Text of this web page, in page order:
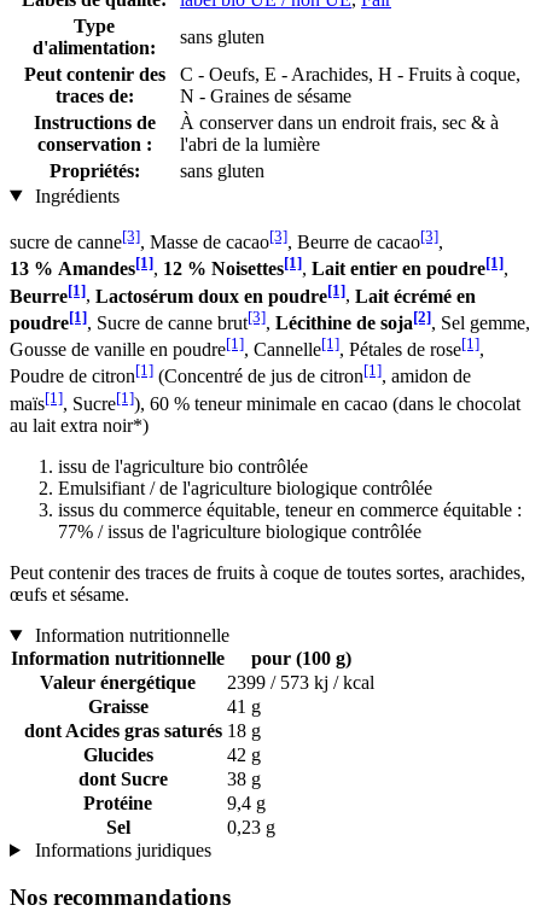
Type
d'alimentation:
sans gluten
Peut contenir des
traces de:
C - Oeufs, E - Arachides, H - Fruits à coque,
N - Graines de sésame
Instructions de
conservation :
À conserver dans un endroit frais, sec & à
l'abri de la lumière
Propriétés:
sans gluten
Ingrédients
sucre de canne[3], Masse de cacao[3], Beurre de cacao[3],
13 % Amandes[1], 12 % Noisettes[1], Lait entier en poudre[1],
Beurre[1], Lactosérum doux en poudre[1], Lait écrémé en
poudre[1], Sucre de canne brut[3], Lécithine de soja[2], Sel gemme,
Gousse de vanille en poudre[1], Cannelle[1], Pétales de rose[1],
Poudre de citron[1] (Concentré de jus de citron[1], amidon de
maïs[1], Sucre[1]), 60 % teneur minimale en cacao (dans le chocolat
au lait extra noir*)
issu de l'agriculture bio contrôlée
Emulsifiant / de l'agriculture biologique contrôlée
issus du commerce équitable, teneur en commerce équitable :
77% / issus de l'agriculture biologique contrôlée
Peut contenir des traces de fruits à coque de toutes sortes, arachides,
œufs et sésame.
Information nutritionnelle
Information nutritionnelle
pour (100 g)
Valeur énergétique
2399 / 573 kj / kcal
Graisse
41 g
dont Acides gras saturés 18 g
Glucides
42 g
dont Sucre
38 g
Protéine
9,4 g
Sel
0,23 g
Informations juridiques
Nos recommandations